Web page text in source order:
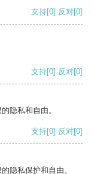
支持[0] 反对[0]
支持[0] 反对[0]
隐私和自由。
支持[0] 反对[0]
隐私保护和自由。